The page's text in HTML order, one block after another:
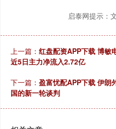
启泰网提示：
上一篇： 红盘配资APP下载 博敏
近5日主力净流入2.72亿
下一篇： 盈富忧配APP下载 伊朗
国的新一轮谈判